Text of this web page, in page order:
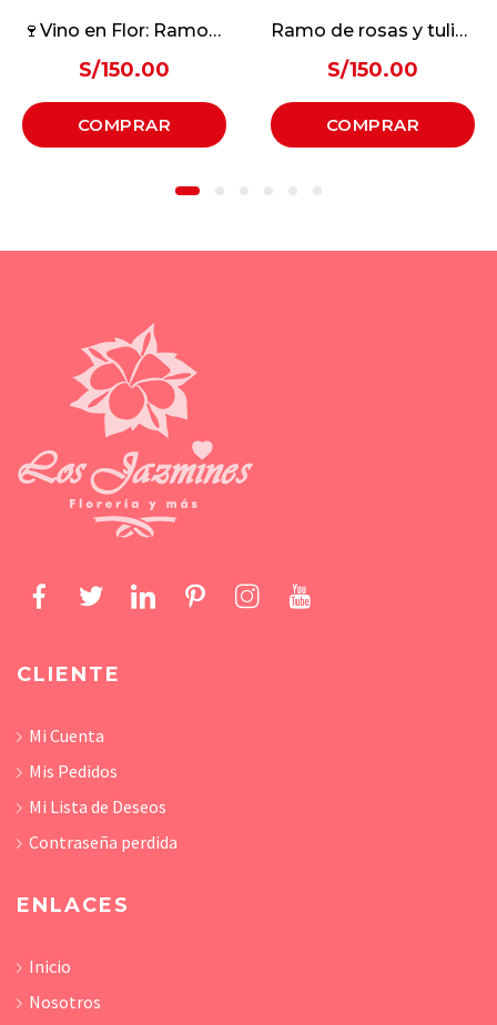
🍷Vino en Flor: Ramos de Rosas🌹
S/150.00
COMPRAR
Ramo de rosas y tulipanes
S/150.00
COMPRAR
CLIENTE
Mi Cuenta
Mis Pedidos
Mi Lista de Deseos
Contraseña perdida
ENLACES
Inicio
Nosotros